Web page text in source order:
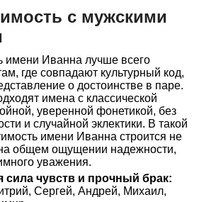
с мужскими
имени Иванна лучше всего
где совпадают культурный код,
о достоинстве в паре.
имена с классической
уверенной фонетикой, без
и случайной эклектики. В такой
имени Иванна строится не
общем ощущении надежности,
уважения.
сила чувств и прочный брак:
Сергей, Андрей, Михаил,